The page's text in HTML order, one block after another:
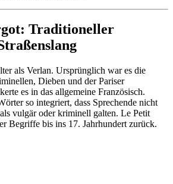
Traditioneller
als Verlan. Ursprünglich war es die
Dieben und der Pariser
es in das allgemeine Französisch.
so integriert, dass Sprechende nicht
vulgär oder kriminell galten. Le Petit
Begriffe bis ins 17. Jahrhundert zurück.